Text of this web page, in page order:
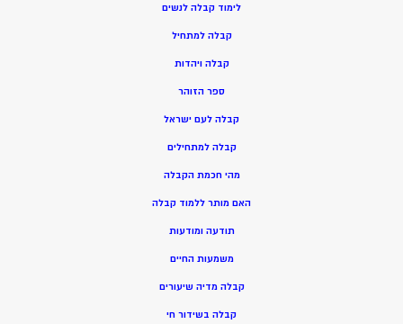
לימוד קבלה לנשים
קבלה למתחיל
קבלה ויהדות
ספר הזוהר
קבלה לעם ישראל
קבלה למתחילים
מהי חכמת הקבלה
האם מותר ללמוד קבלה
תודעה ומודעות
משמעות החיים
קבלה מדיה שיעורים
קבלה בשידור חי